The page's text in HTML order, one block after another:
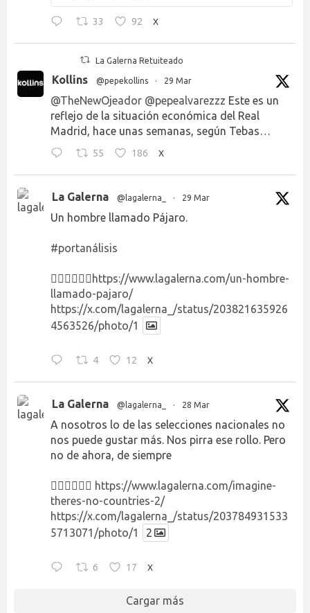
33 92 X
La Galerna Retuiteado
Kollins @pepekollins · 29 Mar
@TheNewOjeador @pepealvarezzz Este es un
reflejo de la situación económica del Real
Madrid, hace unas semanas, según Tebas…
55 186 X
La Galerna @lagalerna_ · 29 Mar
Un hombre llamado Pájaro.
#portanálisis
👉🏻👉🏻👉🏻 https://www.lagalerna.com/un-hombre-
llamado-pajaro/
https://x.com/lagalerna_/status/203821635926
4563526/photo/1
4 12 X
La Galerna @lagalerna_ · 28 Mar
A nosotros lo de las selecciones nacionales no
nos puede gustar más. Nos pirra ese rollo. Pero
no de ahora, de siempre
👉🏻👉🏻👉🏻 https://www.lagalerna.com/imagine-
theres-no-countries-2/
https://x.com/lagalerna_/status/203784931533
5713071/photo/1
2
6 17 X
Cargar más